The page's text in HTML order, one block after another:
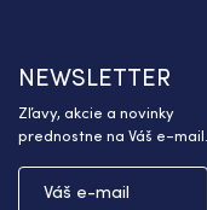
NEWSLETTER
Zľavy, akcie a novinky
prednostne na Váš e-mail.